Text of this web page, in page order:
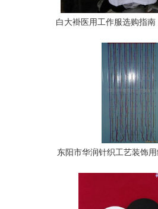
白大褂医用工作服选购指
东阳市华润针织工艺装饰